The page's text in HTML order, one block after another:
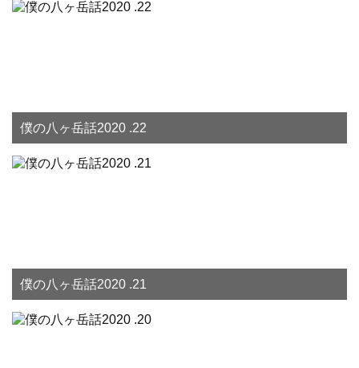
僕の八ヶ岳話2020 .22
僕の八ヶ岳話2020 .21